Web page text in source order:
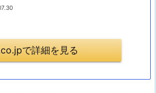
で詳細を見る